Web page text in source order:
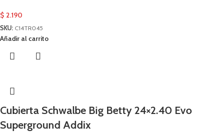
$ 2.190
SKU: C14TR045
Añadir al carrito
Cubierta Schwalbe Big Betty 24×2.40 Evo
Superground Addix